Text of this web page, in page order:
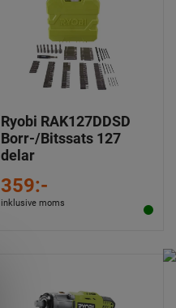
Ryobi RAK127DDSD
Borr-/Bitssats 127
delar
359:-
inklusive moms